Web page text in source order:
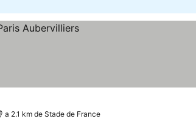
a 2.1 km de Stade de France